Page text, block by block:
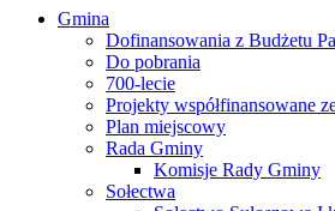
Gmina
Dofinansowania z Budżetu
Do pobrania
700-lecie
Projekty współfinansowane
Plan miejscowy
Rada Gminy
Komisje Rady Gminy
Sołectwa